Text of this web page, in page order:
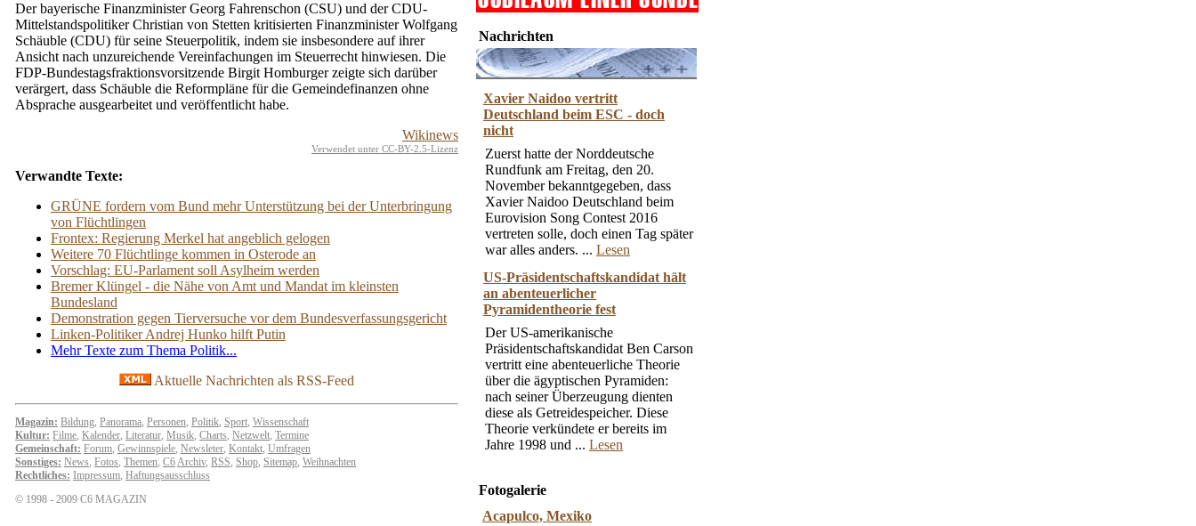
Der bayerische Finanzminister Georg Fahrenschon (CSU) und der CDU-
Mittelstandspolitiker Christian von Stetten kritisierten Finanzminister Wolfgang
Schäuble (CDU) für seine Steuerpolitik, indem sie insbesondere auf ihrer
Ansicht nach unzureichende Vereinfachungen im Steuerrecht hinwiesen. Die
FDP-Bundestagsfraktionsvorsitzende Birgit Homburger zeigte sich darüber
verärgert, dass Schäuble die Reformpläne für die Gemeindefinanzen ohne
Absprache ausgearbeitet und veröffentlicht habe.
Wikinews
Verwendet unter CC-BY-2.5-Lizenz
Verwandte Texte:
GRÜNE fordern vom Bund mehr Unterstützung bei der Unterbringung
von Flüchtlingen
Frontex: Regierung Merkel hat angeblich gelogen
Weitere 70 Flüchtlinge kommen in Osterode an
Vorschlag: EU-Parlament soll Asylheim werden
Bremer Klüngel - die Nähe von Amt und Mandat im kleinsten
Bundesland
Demonstration gegen Tierversuche vor dem Bundesverfassungsgericht
Linken-Politiker Andrej Hunko hilft Putin
Mehr Texte zum Thema Politik...
Aktuelle Nachrichten als RSS-Feed
Magazin: Bildung, Panorama, Personen, Politik, Sport, Wissenschaft
Kultur: Filme, Kalender, Literatur, Musik, Charts, Netzwelt, Termine
Gemeinschaft: Forum, Gewinnspiele, Newsleter, Kontakt, Umfragen
Sonstiges: News, Fotos, Themen, C6Archiv, RSS, Shop, Sitemap, Weihnachten
Rechtliches: Impressum, Haftungsausschluss
© 1998 - 2009 C6 MAGAZIN
Nachrichten
Xavier Naidoo vertritt
Deutschland beim ESC - doch
nicht
Zuerst hatte der Norddeutsche
Rundfunk am Freitag, den 20.
November bekanntgegeben, dass
Xavier Naidoo Deutschland beim
Eurovision Song Contest 2016
vertreten solle, doch einen Tag später
war alles anders. ... Lesen
US-Präsidentschaftskandidat hält
an abenteuerlicher
Pyramidentheorie fest
Der US-amerikanische
Präsidentschaftskandidat Ben Carson
vertritt eine abenteuerliche Theorie
über die ägyptischen Pyramiden:
nach seiner Überzeugung dienten
diese als Getreidespeicher. Diese
Theorie verkündete er bereits im
Jahre 1998 und ... Lesen
Fotogalerie
Acapulco, Mexiko